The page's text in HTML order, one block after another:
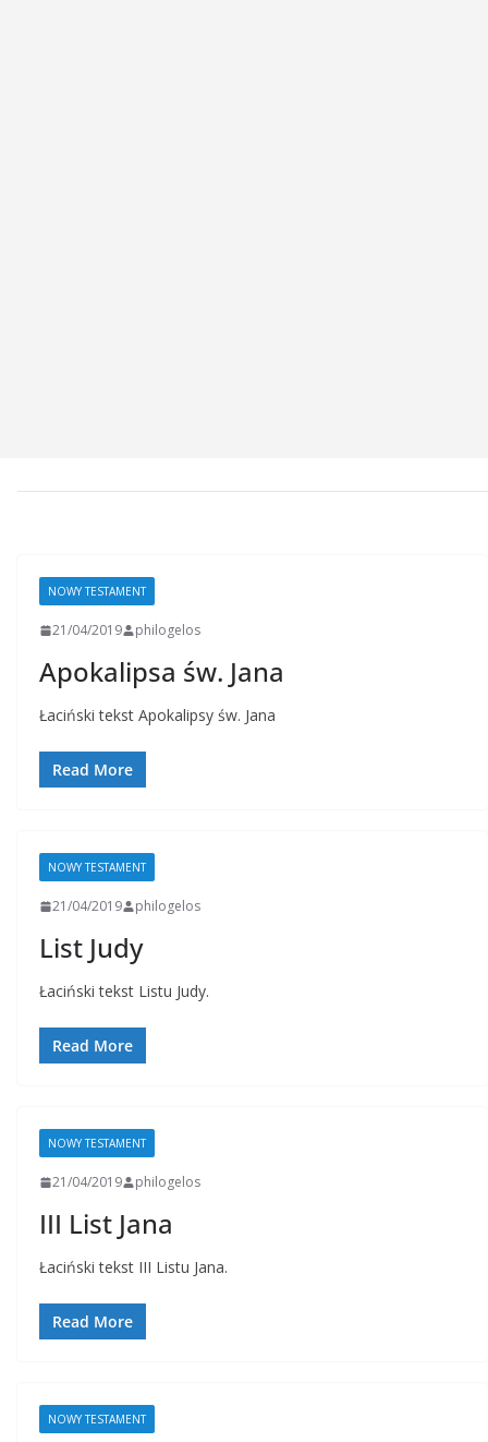
NOWY TESTAMENT
21/04/2019 philogelos
Apokalipsa św. Jana
Łaciński tekst Apokalipsy św. Jana
Read More
NOWY TESTAMENT
21/04/2019 philogelos
List Judy
Łaciński tekst Listu Judy.
Read More
NOWY TESTAMENT
21/04/2019 philogelos
III List Jana
Łaciński tekst III Listu Jana.
Read More
NOWY TESTAMENT